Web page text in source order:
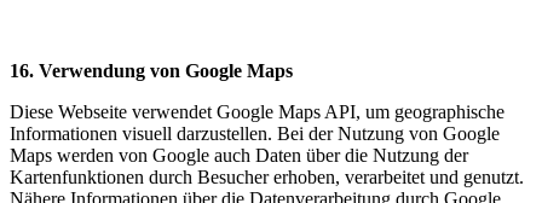
16. Verwendung von Google Maps
Diese Webseite verwendet Google Maps API, um geographische
Informationen visuell darzustellen. Bei der Nutzung von Google
Maps werden von Google auch Daten über die Nutzung der
Kartenfunktionen durch Besucher erhoben, verarbeitet und genutzt.
Nähere Informationen über die Datenverarbeitung durch Google